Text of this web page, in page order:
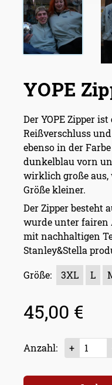
YOPE
Der YOPE Zipper
Reißverschluss
ebenso in der
dunkelblau vorn
wirklich große aus,
Größe kleiner.
Der Zipper besteht
wurde unter fairen
mit nachhaltigen
Stanley&Stella
Größe: 3XL L
45,00 €
Anzahl: +